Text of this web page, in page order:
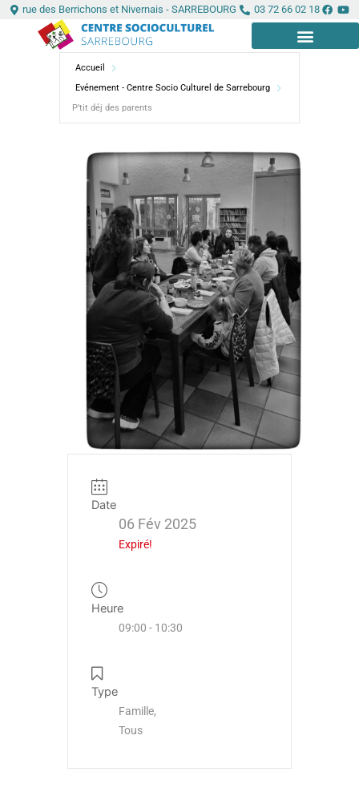
Aller rue des Berrichons et Nivernais - SARREBOURG 03 72 66 02 18
Accueil
Evénement - Centre Socio Culturel de Sarrebourg
P’tit déj des parents
Date
06 Fév 2025
Expiré!
Heure
09:00 - 10:30
Type
Famille,
Tous
Panneau de gestion des cookies